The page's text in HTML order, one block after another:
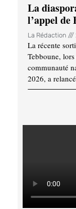
La
l’appel de
La Rédaction
La récente
Tebboune,
communauté
2026, a